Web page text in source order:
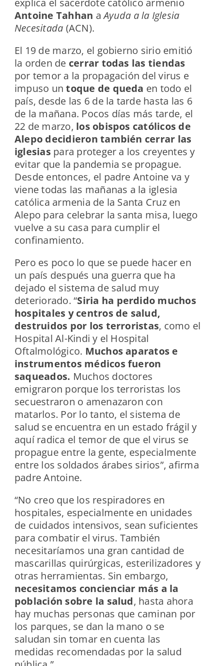
explica el sacerdote católico armenio
Antoine Tahhan aAyuda a la Iglesia
Necesitada (ACN).
El 19 de marzo, el gobierno sirio emitió
la orden de cerrar todas las tiendas
por temor a la propagación del virus e
impuso untoque de queda en todo el
país, desde las 6 de la tarde hasta las 6
de la mañana. Pocos días más tarde, el
22 de marzo, los obispos católicos de
Alepo decidieron también cerrar las
iglesiaspara proteger a los creyentes y
evitar que la pandemia se propague.
Desde entonces, el padre Antoine va y
viene todas las mañanas a la iglesia
católica armenia de la Santa Cruz en
Alepo para celebrar la santa misa, luego
vuelve a su casa para cumplir el
confinamiento.
Pero es poco lo que se puede hacer en
un país después una guerra que ha
dejado el sistema de salud muy
deteriorado. “Siria ha perdido muchos
hospitales y centros de salud,
destruidos por los terroristas, como el
Hospital Al-Kindi y el Hospital
Oftalmológico. Muchos aparatos e
instrumentos médicos fueron
saqueados. Muchos doctores
emigraron porque los terroristas los
secuestraron o amenazaron con
matarlos. Por lo tanto, el sistema de
salud se encuentra en un estado frágil y
aquí radica el temor de que el virus se
propague entre la gente, especialmente
entre los soldados árabes sirios”, afirma
padre Antoine.
“No creo que los respiradores en
hospitales, especialmente en unidades
de cuidados intensivos, sean suficientes
para combatir el virus. También
necesitaríamos una gran cantidad de
mascarillas quirúrgicas, esterilizadores y
otras herramientas. Sin embargo,
necesitamos concienciar más a la
población sobre la salud, hasta ahora
hay muchas personas que caminan por
los parques, se dan la mano o se
saludan sin tomar en cuenta las
medidas recomendadas por la salud